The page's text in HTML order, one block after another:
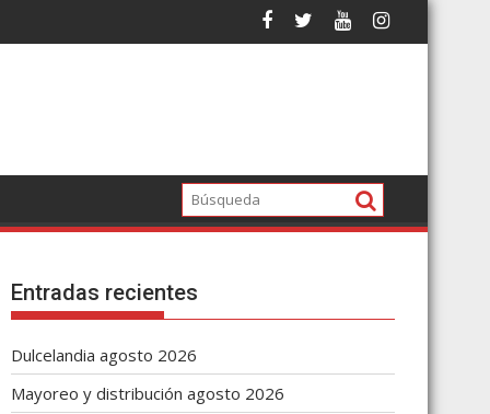
Entradas recientes
Dulcelandia agosto 2026
Mayoreo y distribución agosto 2026